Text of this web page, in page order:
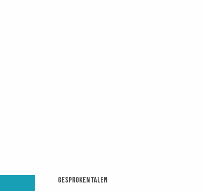
Gesproken talen
Gesproken talen